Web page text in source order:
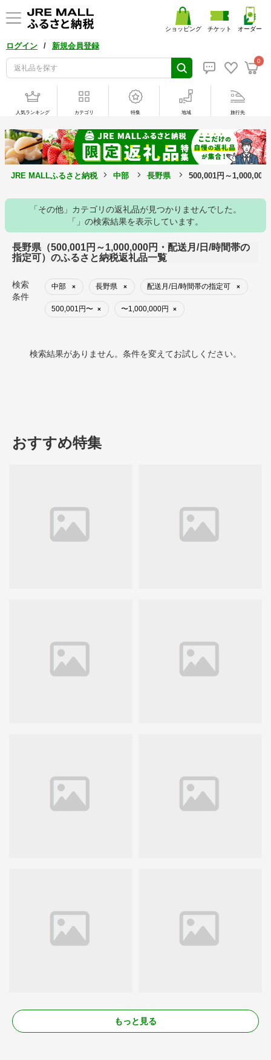
ログイン / 新規会員登録
0
ショッピング チケット オーダー
人気ランキング カテゴリ 特集 地域 旅行先
JRE MALLふるさと納税 中部 長野県 500,001円～1,000,000
「その他」カテゴリの返礼品が見つかりませんでした。
「」の検索結果を表示しています。
長野県（500,001円～1,000,000円・配送月/日/時間帯の
指定可）のふるさと納税返礼品一覧
検索
条件
中部 × 長野県 × 配送月/日/時間帯の指定可 ×
500,001円〜 × 〜1,000,000円 ×
検索結果がありません。条件を変えてお試しください。
おすすめ特集
もっと見る